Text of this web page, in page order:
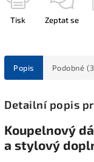
Tisk Zeptat se
Popis Podobné
Detailní popis
Koupelnový
a stylový